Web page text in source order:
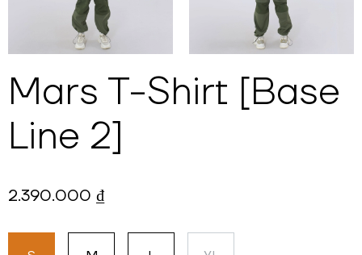
Mars T-Shirt [Base
Line 2]
2.390.000 ₫